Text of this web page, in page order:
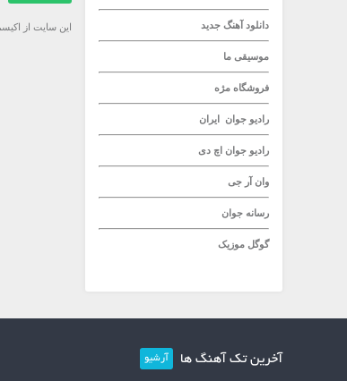
دانلود آهنگ جدید
موسیقی ما
فروشگاه مژه
رادیو جوان ایران
رادیو جوان اچ دی
وان آر جی
رسانه جوان
گوگل موزیک
این سایت از
آخرین تک آهنگ ها آرشیو